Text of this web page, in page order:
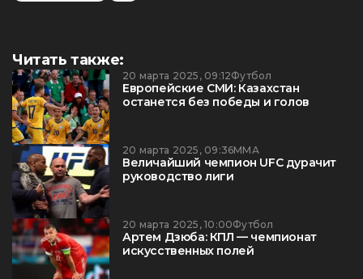
Читать также:
20 марта 2025, 09:12Футбол
Европейские СМИ: Казахстан
останется без победы и голов
20 марта 2025, 09:36ММА
Величайший чемпион UFC дурачит
руководство лиги
20 марта 2025, 10:00Футбол
Артем Дзюба: КПЛ — чемпионат
искусственных полей